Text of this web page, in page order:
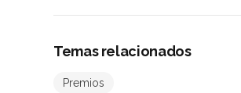
Temas relacionados
Premios